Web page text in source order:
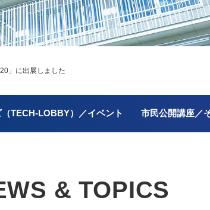
」に出展しました
TECH-LOBBY）／イベント 市民公開講座／
& TOPICS